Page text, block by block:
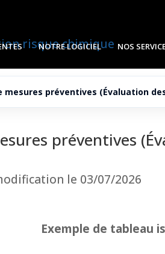
NOTRE LOGICIEL NOS
mesures préventives (Évaluation
préventives
le 03/07/2026
Exemple de tableau